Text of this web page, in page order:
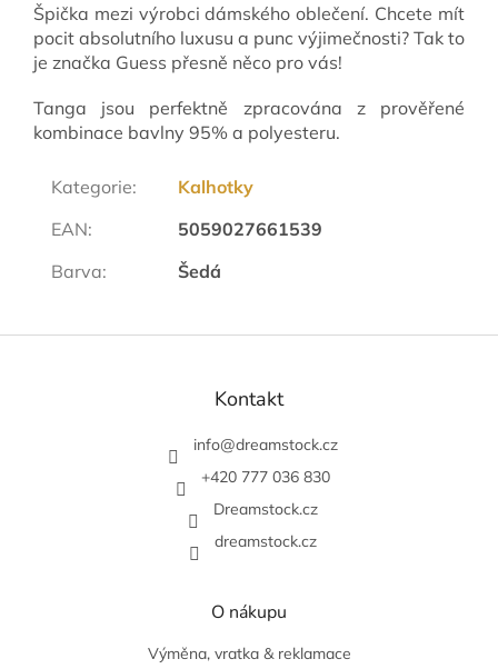
Špička mezi výrobci dámského oblečení. Chcete mít
pocit absolutního luxusu a punc výjimečnosti? Tak to
je značka Guess přesně něco pro vás!
Tanga jsou perfektně zpracována z prověřené
kombinace bavlny 95% a polyesteru.
Kategorie:
Kalhotky
EAN:
5059027661539
Barva: Šedá
Z
Kontakt
info@dreamstock.cz
+420 777 036 830
Dreamstock.cz
dreamstock.cz
O nákupu
Výměna, vratka & reklamace